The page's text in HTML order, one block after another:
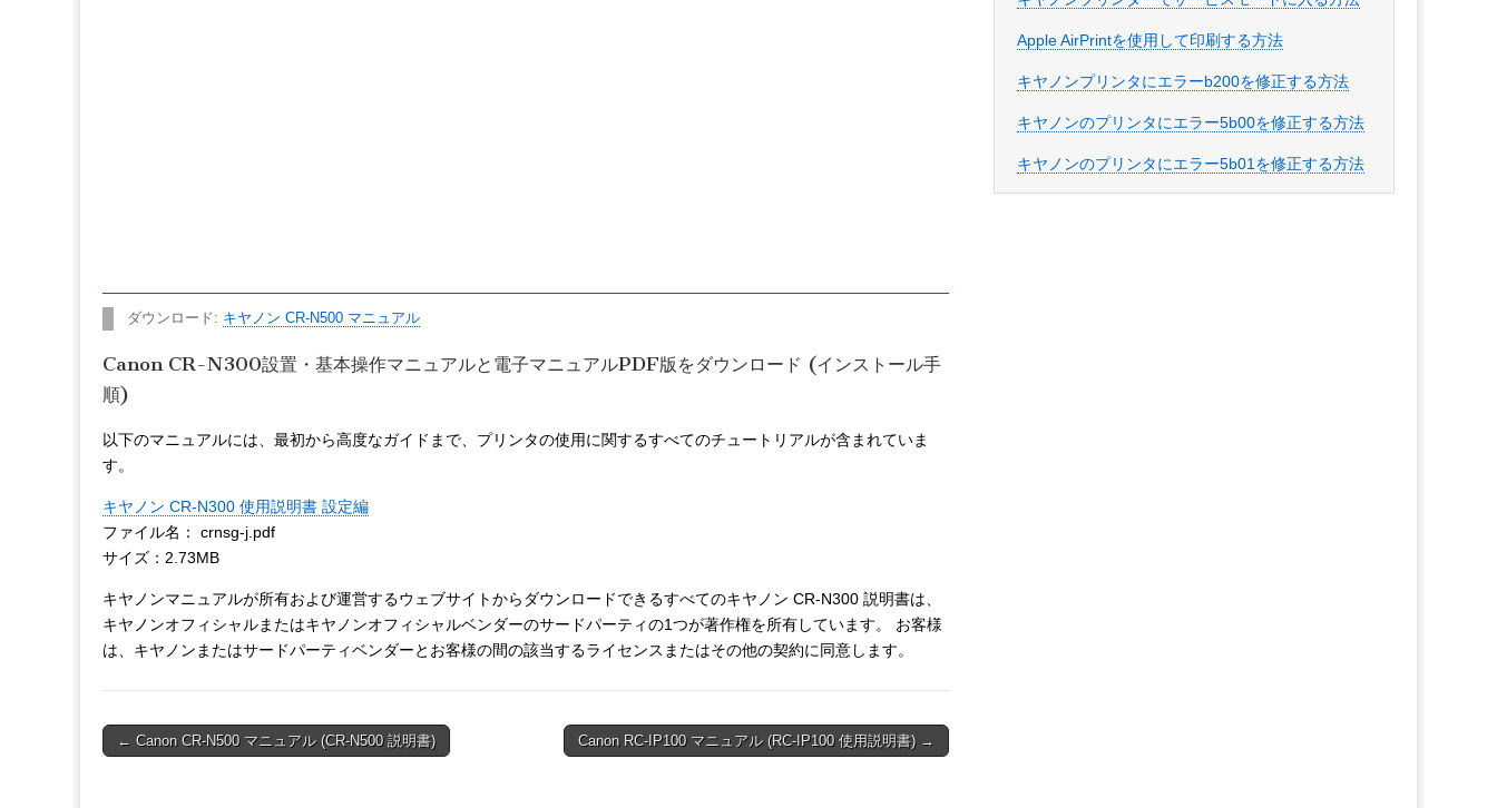
ダウンロード: キヤノン CR-N500 マニュアル
Canon CR-N300設置・基本操作マニュアルと電子マニュアルPDF版をダウンロード (インストール手
順)
以下のマニュアルには、最初から高度なガイドまで、プリンタの使用に関するすべてのチュートリアルが含まれていま
す。
キヤノン CR-N300 使用説明書 設定編
ファイル名： crnsg-j.pdf
サイズ：2.73MB
キヤノンマニュアルが所有および運営するウェブサイトからダウンロードできるすべてのキヤノン CR-N300 説明書は、
キヤノンオフィシャルまたはキヤノンオフィシャルベンダーのサードパーティの1つが著作権を所有しています。 お客様
は、キヤノンまたはサードパーティベンダーとお客様の間の該当するライセンスまたはその他の契約に同意します。
Post
← Canon CR-N500 マニュアル (CR-N500 説明書) Canon RC-IP100 マニュアル (RC-IP100 使用説明書) →
Apple AirPrintを使用して印刷する方法
キヤノンプリンタにエラーb200を修正する方法
キヤノンのプリンタにエラー5b00を修正する方法
キヤノンのプリンタにエラー5b01を修正する方法